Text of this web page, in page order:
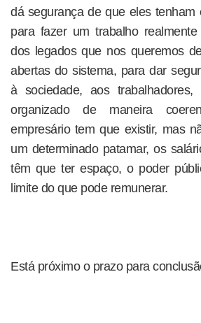
dá segurança de que eles tenham
para fazer um trabalho
dos legados que nos queremos
abertas do sistema, para dar
à sociedade, aos
organizado de maneira
empresário tem que existir, mas
um determinado patamar, os
têm que ter espaço, o poder
limite do que pode remunerar.
Está próximo o prazo para